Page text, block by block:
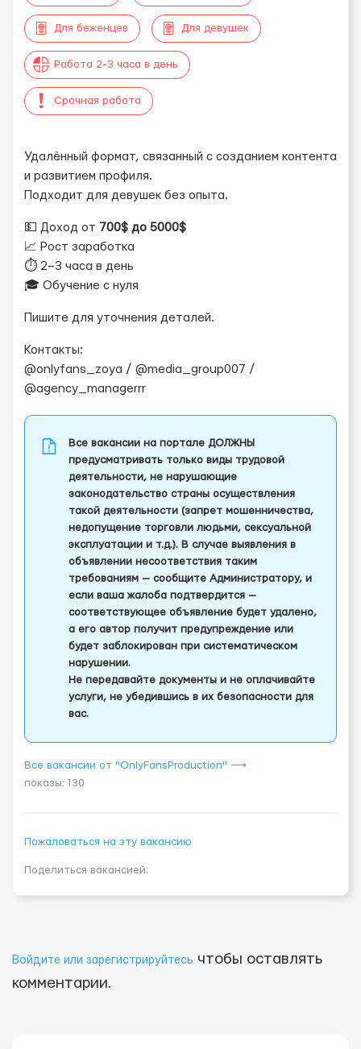
Для беженцев Для девушек
Работа 2-3 часа в день
Срочная работа
Удалённый формат, связанный с созданием контента
и развитием профиля.
Подходит для девушек без опыта.
💵 Доход от 700$ до 5000$
📈 Рост заработка
⏱ 2–3 часа в день
🎓 Обучение с нуля
Пишите для уточнения деталей.
Контакты:
@onlyfans_zoya / @media_group007 /
@agency_managerrr
Все вакансии на портале ДОЛЖНЫ
предусматривать только виды трудовой
деятельности, не нарушающие
законодательство страны осуществления
такой деятельности (запрет мошенничества,
недопущение торговли людьми, сексуальной
эксплуатации и т.д.). В случае выявления в
объявлении несоответствия таким
требованиям — сообщите Администратору, и
если ваша жалоба подтвердится —
соответствующее объявление будет удалено,
а его автор получит предупреждение или
будет заблокирован при систематическом
нарушении.
Не передавайте документы и не оплачивайте
услуги, не убедившись в их безопасности для
вас.
Все вакансии от "OnlyFansProduction" ⟶
показы: 130
Пожаловаться на эту вакансию
Поделиться вакансией:
Войдите или зарегистрируйтесь чтобы оставлять
комментарии.